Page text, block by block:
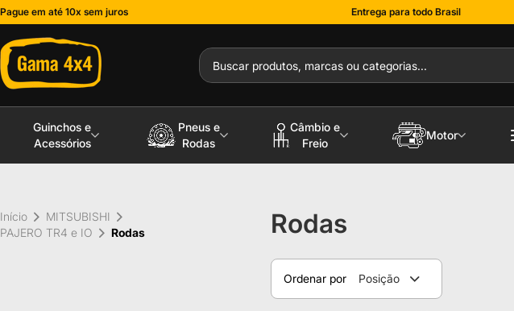
Pague em até 10x sem juros Entrega para todo Brasil
Guinchos e
Acessórios
Pneus e
Rodas
Câmbio e
Freio
Motor
Rodas
Ordenar por Posição
Início
MITSUBISHI
PAJERO TR4 e IO
Rodas